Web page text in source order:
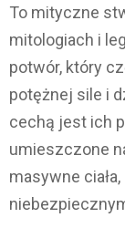
To mityczne
mitologiach i
potwór, który
potężnej sile i
cechą jest ich
umieszczone
masywne